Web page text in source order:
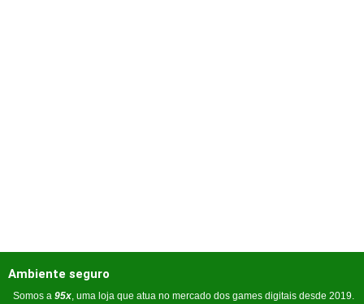
Ambiente seguro
Somos a 95x, uma loja que atua no mercado dos games digitais desde 2019.